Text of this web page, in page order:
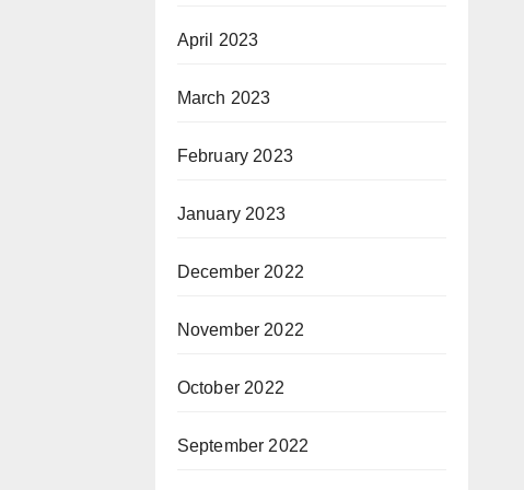
April 2023
March 2023
February 2023
January 2023
December 2022
November 2022
October 2022
September 2022